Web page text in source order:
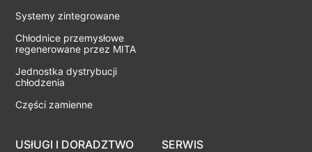
Systemy zintegrowane
Chłodnice przemysłowe
regenerowane przez MITA
Jednostka dystrybucji
chłodzenia
Części zamienne
USłUGI I DORADZTWO SERWIS